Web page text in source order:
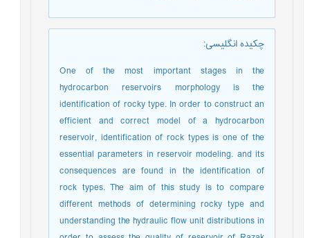
چکیده انگلیسی:
One of the most important stages in the
hydrocarbon reservoirs morphology is the
identification of rocky type. In order to construct an
efficient and correct model of a hydrocarbon
reservoir, identification of rock types is one of the
essential parameters in reservoir modeling. and its
consequences are found in the identification of
rock types. The aim of this study is to compare
different methods of determining rocky type and
understanding the hydraulic flow unit distributions in